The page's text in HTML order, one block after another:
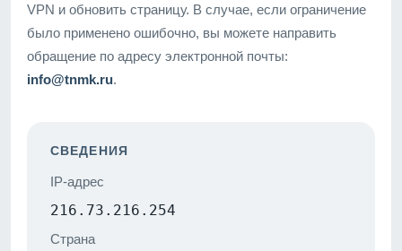
VPN и обновить страницу. В случае, если ограничение
было применено ошибочно, вы можете направить
обращение по адресу электронной почты:
info@tnmk.ru.
СВЕДЕНИЯ
IP-адрес
216.73.216.254
Страна